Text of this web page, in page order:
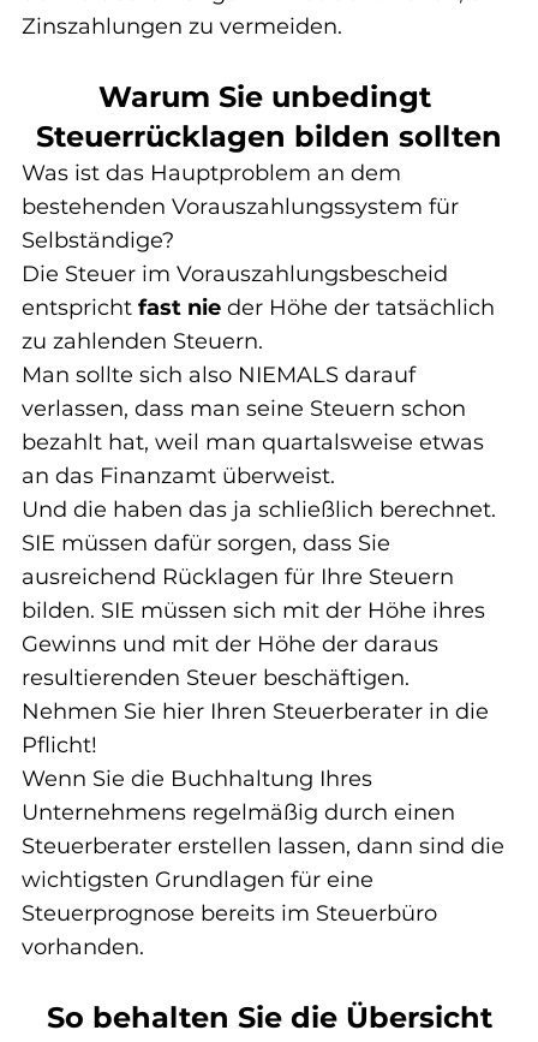
Zinszahlungen zu vermeiden.
Warum Sie unbedingt
Steuerrücklagen bilden sollten
Was ist das Hauptproblem an dem
bestehenden Vorauszahlungssystem für
Selbständige?
Die Steuer im Vorauszahlungsbescheid
entspricht fast nie der Höhe der tatsächlich
zu zahlenden Steuern.
Man sollte sich also NIEMALS darauf
verlassen, dass man seine Steuern schon
bezahlt hat, weil man quartalsweise etwas
an das Finanzamt überweist.
Und die haben das ja schließlich berechnet.
SIE müssen dafür sorgen, dass Sie
ausreichend Rücklagen für Ihre Steuern
bilden. SIE müssen sich mit der Höhe ihres
Gewinns und mit der Höhe der daraus
resultierenden Steuer beschäftigen.
Nehmen Sie hier Ihren Steuerberater in die
Pflicht!
Wenn Sie die Buchhaltung Ihres
Unternehmens regelmäßig durch einen
Steuerberater erstellen lassen, dann sind die
wichtigsten Grundlagen für eine
Steuerprognose bereits im Steuerbüro
vorhanden.
So behalten Sie die Übersicht